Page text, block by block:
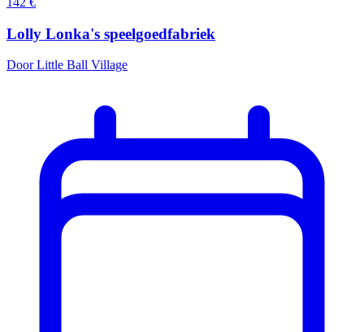
Lolly Lonka's speelgoedfabriek
Door Little Ball Village